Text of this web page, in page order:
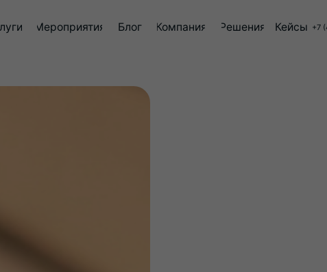
Компания +7 (499) 647-73-64
Мероприятия Блог Решения Кейсы